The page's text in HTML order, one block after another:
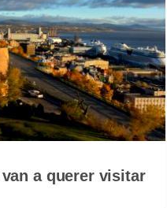
a querer visitar